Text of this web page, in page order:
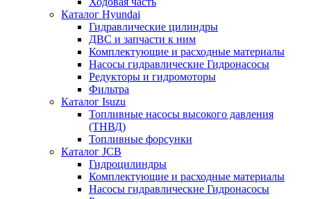
Каталог Hyundai
Гидравлические цилиндры
ДВС и запчасти к ним
Комплектующие и расходные материалы
Насосы гидравлические Гидронасосы
Редукторы и гидромоторы
Фильтра
Каталог Isuzu
Топливные насосы высокого давления
(ТНВД)
Топливные форсунки
Каталог JCB
Гидроцилиндры
Комплектующие и расходные материалы
Насосы гидравлические Гидронасосы